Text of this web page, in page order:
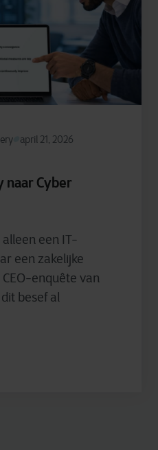
april 21, 2026
naar Cyber
een IT-
een zakelijke
enquête van
besef al